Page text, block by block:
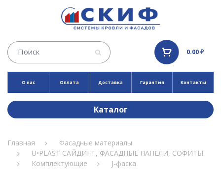
0.00 ₽
О нас Оплата Доставка Гарантия Контакты
Каталог
Главная
Фасадные материалы
U•PLAST САЙДИНГ, ФАСАДНЫЕ ПАНЕЛИ, СОФИТЫ.
Комплектующие
J-фаска